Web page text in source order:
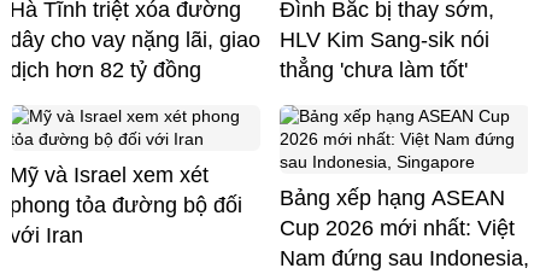
Hà Tĩnh triệt xóa đường
dây cho vay nặng lãi, giao
dịch hơn 82 tỷ đồng
Đình Bắc bị thay sớm,
HLV Kim Sang-sik nói
thẳng 'chưa làm tốt'
Mỹ và Israel xem xét
phong tỏa đường bộ đối
với Iran
Bảng xếp hạng ASEAN
Cup 2026 mới nhất: Việt
Nam đứng sau Indonesia,